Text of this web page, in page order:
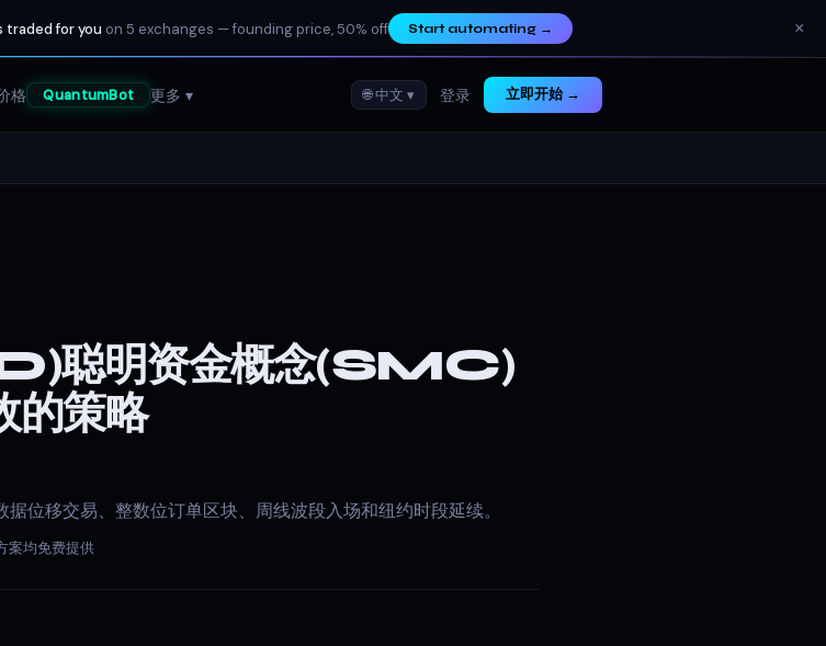
traded for you on 5 exchanges — founding price, 50% off Start automating→ ×
格 QuantumBot 更多 ▾ 🌐 中文 ▾ 登录 立即开始 →
聪明资金概念(SMC)
的策略
位移交易、整数位订单区块、周线波段入场和纽约时段延续。
案均免费提供